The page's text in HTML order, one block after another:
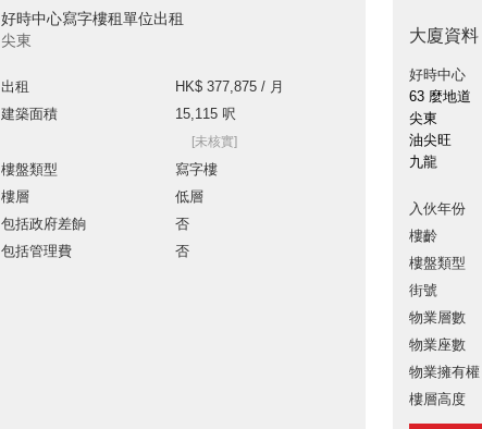
好時中心寫字樓租單位出租
尖東
出租
HK$ 377,875 / 月
建築面積
15,115 呎
[未核實]
樓盤類型
寫字樓
樓層
低層
包括政府差餉
否
包括管理費
否
大廈資
好時中心
63 麼地道
尖東
油尖旺
九龍
入伙年份
樓齡
樓盤類型
街號
物業層數
物業座數
物業擁有權
樓層高度